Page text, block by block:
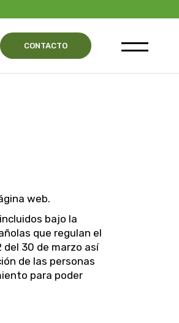
CONTACTO
web.
bajo la
que regulan el
30 de marzo así
de las personas
para poder